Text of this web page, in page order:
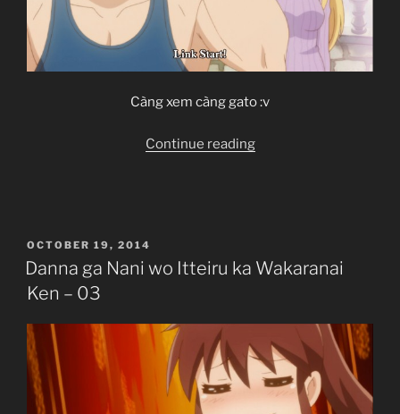
Càng xem càng gato :v
Continue reading“Danna
Wakaranai
POSTED
ON
OCTOBER 19, 2014
Danna ga Nani wo Itteiru ka Wakaranai
Ken – 03